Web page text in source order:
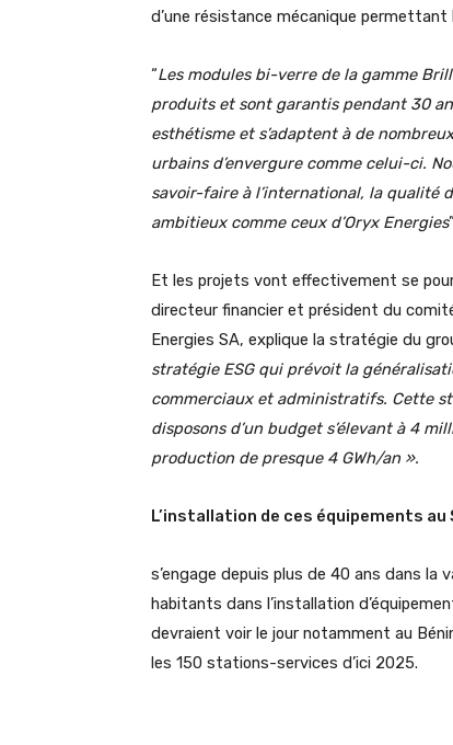
d’une résistance mécanique
“Les modules bi-verre de la gamme
produits et sont garantis pendant 30
esthétisme et s’adaptent à de
urbains d’envergure comme celui-ci.
savoir-faire à l’international, la qualité
ambitieux comme ceux d’Oryx Energies
Et les projets vont effectivement se
directeur financier et président du
Energies SA, explique la stratégie du
stratégie ESG qui prévoit la
commerciaux et administratifs. Cette
disposons d’un budget s’élevant à 4
production de presque 4 GWh/an ».
L’installation de ces équipements
s’engage depuis plus de 40 ans dans la
habitants dans l’installation
devraient voir le jour notamment au
les 150 stations-services d’ici 2025.